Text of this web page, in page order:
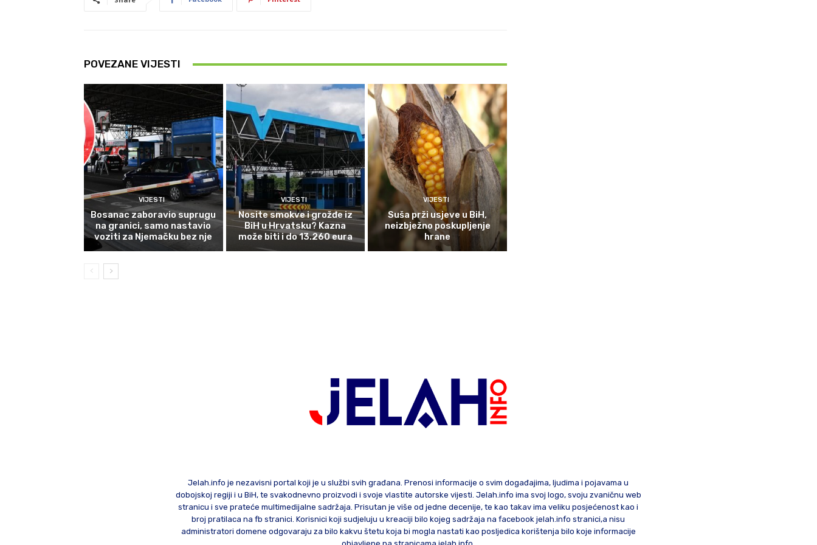
POVEZANE VIJESTI
VIJESTI
Bosanac zaboravio suprugu
na granici, samo nastavio
voziti za Njemačku bez nje
VIJESTI
Nosite smokve i grožđe iz
BiH u Hrvatsku? Kazna
može biti i do 13.260 eura
VIJESTI
Suša prži usjeve u BiH,
neizbježno poskupljenje
hrane
Jelah.info je nezavisni portal koji je u službi svih građana. Prenosi informacije o svim događajima, ljudima i pojavama u
dobojskoj regiji i u BiH, te svakodnevno proizvodi i svoje vlastite autorske vijesti. Jelah.info ima svoj logo, svoju zvaničnu web
stranicu i sve prateće multimedijalne sadržaja. Prisutan je više od jedne decenije, te kao takav ima veliku posjećenost kao i
broj pratilaca na fb stranici. Korisnici koji sudjeluju u kreaciji bilo kojeg sadržaja na facebook jelah.info stranici,a nisu
administratori domene odgovaraju za bilo kakvu štetu koja bi mogla nastati kao posljedica korištenja bilo koje informacije